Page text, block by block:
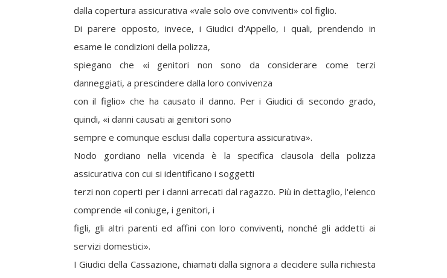
dalla copertura assicurativa «vale solo ove conviventi» col figlio.
Di parere opposto, invece, i Giudici d'Appello, i quali, prendendo in
esame le condizioni della polizza,
spiegano che «i genitori non sono da considerare come terzi
danneggiati, a prescindere dalla loro convivenza
con il figlio» che ha causato il danno. Per i Giudici di secondo grado,
quindi, «i danni causati ai genitori sono
sempre e comunque esclusi dalla copertura assicurativa».
Nodo gordiano nella vicenda è la specifica clausola della polizza
assicurativa con cui si identificano i soggetti
terzi non coperti per i danni arrecati dal ragazzo. Più in dettaglio, l'elenco
comprende «il coniuge, i genitori, i
figli, gli altri parenti ed affini con loro conviventi, nonché gli addetti ai
servizi domestici».
I Giudici della Cassazione, chiamati dalla signora a decidere sulla richiesta